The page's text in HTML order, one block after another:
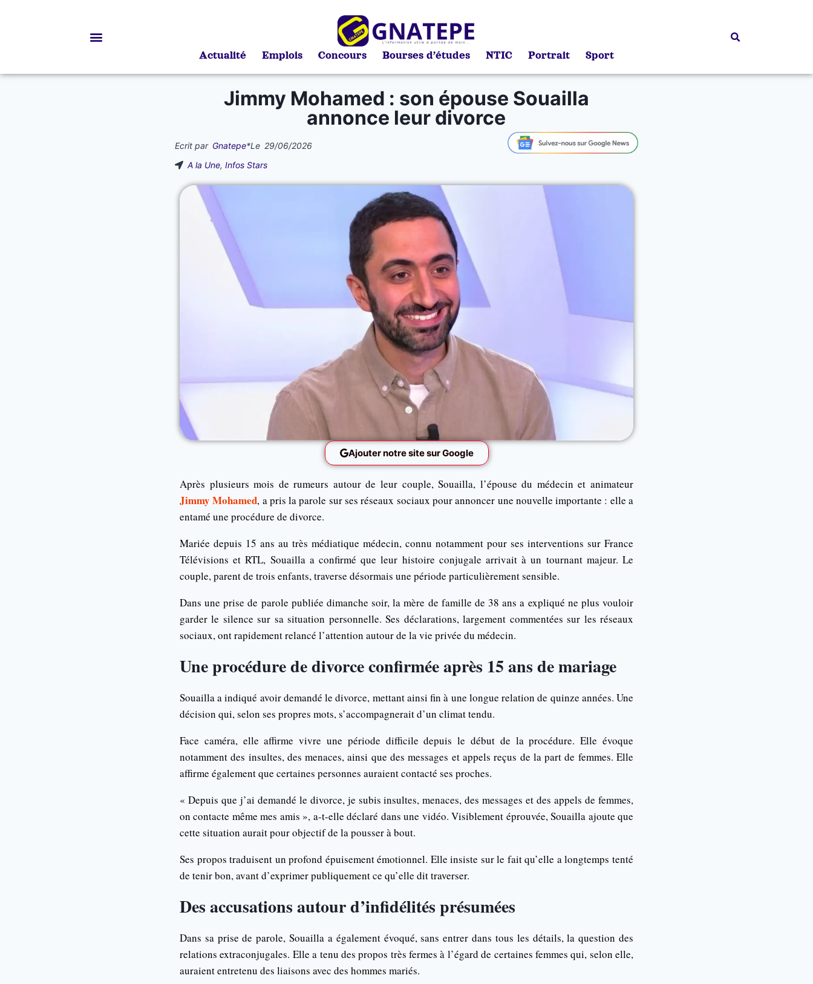
Actualité Emplois Concours Bourses d’études NTIC Portrait Sport
Jimmy Mohamed : son épouse Souailla
annonce leur divorce
Ecrit par Gnatepe*Le 29/06/2026
A la Une, Infos Stars
Ajouter notre site sur Google
Après plusieurs mois de rumeurs autour de leur couple, Souailla, l’épouse du médecin et animateur
Jimmy Mohamed, a pris la parole sur ses réseaux sociaux pour annoncer une nouvelle importante : elle a
entamé une procédure de divorce.
Mariée depuis 15 ans au très médiatique médecin, connu notamment pour ses interventions sur France
Télévisions et RTL, Souailla a confirmé que leur histoire conjugale arrivait à un tournant majeur. Le
couple, parent de trois enfants, traverse désormais une période particulièrement sensible.
Dans une prise de parole publiée dimanche soir, la mère de famille de 38 ans a expliqué ne plus vouloir
garder le silence sur sa situation personnelle. Ses déclarations, largement commentées sur les réseaux
sociaux, ont rapidement relancé l’attention autour de la vie privée du médecin.
Une procédure de divorce confirmée après 15 ans de mariage
Souailla a indiqué avoir demandé le divorce, mettant ainsi fin à une longue relation de quinze années. Une
décision qui, selon ses propres mots, s’accompagnerait d’un climat tendu.
Face caméra, elle affirme vivre une période difficile depuis le début de la procédure. Elle évoque
notamment des insultes, des menaces, ainsi que des messages et appels reçus de la part de femmes. Elle
affirme également que certaines personnes auraient contacté ses proches.
« Depuis que j’ai demandé le divorce, je subis insultes, menaces, des messages et des appels de femmes,
on contacte même mes amis », a-t-elle déclaré dans une vidéo. Visiblement éprouvée, Souailla ajoute que
cette situation aurait pour objectif de la pousser à bout.
Ses propos traduisent un profond épuisement émotionnel. Elle insiste sur le fait qu’elle a longtemps tenté
de tenir bon, avant d’exprimer publiquement ce qu’elle dit traverser.
Des accusations autour d’infidélités présumées
Dans sa prise de parole, Souailla a également évoqué, sans entrer dans tous les détails, la question des
relations extraconjugales. Elle a tenu des propos très fermes à l’égard de certaines femmes qui, selon elle,
auraient entretenu des liaisons avec des hommes mariés.